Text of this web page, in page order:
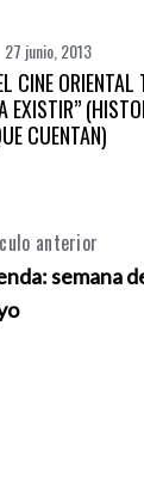
27 junio, 2013
CINE ORIENTAL
EXISTIR”
CUENTAN)
anterior
semana